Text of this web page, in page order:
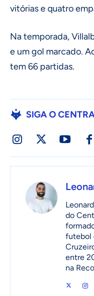
vitórias e quatro
Na temporada,
e um gol marcado.
tem 66 partidas.
SIGA O
do
futebol
entre
na